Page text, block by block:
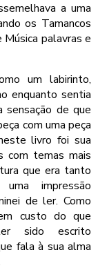
a uma
os Tamancos
palavras e
um labirinto,
enquanto sentia
sensação de que
com uma peça
livro foi sua
com temas mais
que era tanto
impressão
de ler. Como
custo do que
sido escrito
fala à sua alma